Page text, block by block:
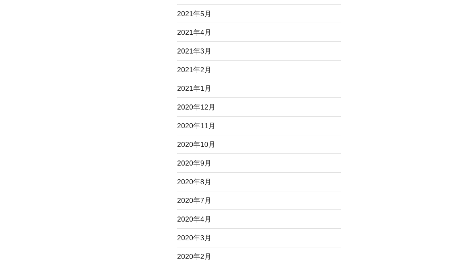
2021年5月
2021年4月
2021年3月
2021年2月
2021年1月
2020年12月
2020年11月
2020年10月
2020年9月
2020年8月
2020年7月
2020年4月
2020年3月
2020年2月